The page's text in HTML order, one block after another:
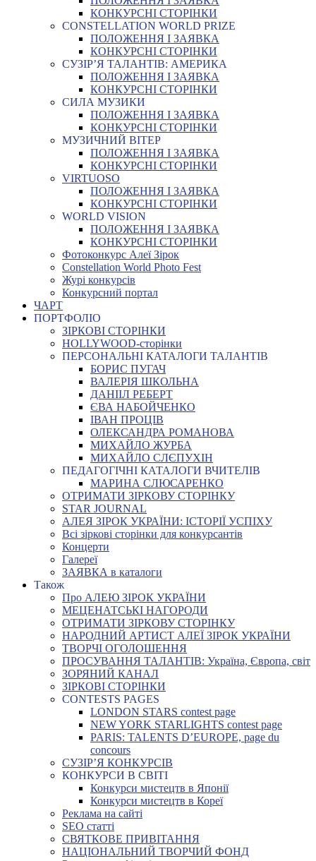
КОНКУРСНІ СТОРІНКИ
CONSTELLATION WORLD PRIZE
ПОЛОЖЕННЯ І ЗАЯВКА
КОНКУРСНІ СТОРІНКИ
СУЗІР’Я ТАЛАНТІВ: АМЕРИКА
ПОЛОЖЕННЯ І ЗАЯВКА
КОНКУРСНІ СТОРІНКИ
СИЛА МУЗИКИ
ПОЛОЖЕННЯ І ЗАЯВКА
КОНКУРСНІ СТОРІНКИ
МУЗИЧНИЙ ВІТЕР
ПОЛОЖЕННЯ І ЗАЯВКА
КОНКУРСНІ СТОРІНКИ
VIRTUOSO
ПОЛОЖЕННЯ І ЗАЯВКА
КОНКУРСНІ СТОРІНКИ
WORLD VISION
ПОЛОЖЕННЯ І ЗАЯВКА
КОНКУРСНІ СТОРІНКИ
Фотоконкурс Алеї Зірок
Constellation World Photo Fest
Журі конкурсів
Конкурсний портал
ЧАРТ
ПОРТФОЛІО
ЗІРКОВІ СТОРІНКИ
HOLLYWOOD-сторінки
ПЕРСОНАЛЬНІ КАТАЛОГИ ТАЛАНТІВ
БОРИС ПУГАЧ
ВАЛЕРІЯ ШКОЛЬНА
ДАНІІЛ РЕБЕРТ
ЄВА НАБОЙЧЕНКО
ІВАН ПРОЦІВ
ОЛЕКСАНДРА РОМАНОВА
МИХАЙЛО ЖУРБА
МИХАЙЛО СЛЄПУХІН
ПЕДАГОГІЧНІ КАТАЛОГИ ВЧИТЕЛІВ
МАРИНА СЛЮСАРЕНКО
ОТРИМАТИ ЗІРКОВУ СТОРІНКУ
STAR JOURNAL
АЛЕЯ ЗІРОК УКРАЇНИ: ІСТОРІЇ УСПІХУ
Всі зіркові сторінки для конкурсантів
Концерти
Галереї
ЗАЯВКА в каталоги
Також
Про АЛЕЮ ЗІРОК УКРАЇНИ
МЕЦЕНАТСЬКІ НАГОРОДИ
ОТРИМАТИ ЗІРКОВУ СТОРІНКУ
НАРОДНИЙ АРТИСТ АЛЕЇ ЗІРОК УКРАЇНИ
ТВОРЧІ ОГОЛОШЕННЯ
ПРОСУВАННЯ ТАЛАНТІВ: Україна, Європа, світ
ЗОРЯНИЙ КАНАЛ
ЗІРКОВІ СТОРІНКИ
CONTESTS PAGES
LONDON STARS contest page
NEW YORK STARLIGHTS contest page
PARIS: TALENTS D’EUROPE, page du
concours
СУЗІР’Я КОНКУРСІВ
КОНКУРСИ В СВІТІ
Конкурси мистецтв в Японії
Конкурси мистецтв в Кореї
Реклама на сайті
SEO статті
СВЯТКОВЕ ПРИВІТАННЯ
НАЦІОНАЛЬНИЙ ТВОРЧИЙ ФОНД